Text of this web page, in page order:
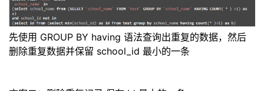
先使用 GROUP BY having 语法查询出重复的数据，然后
删除重复数据并保留 school_id 最小的一条